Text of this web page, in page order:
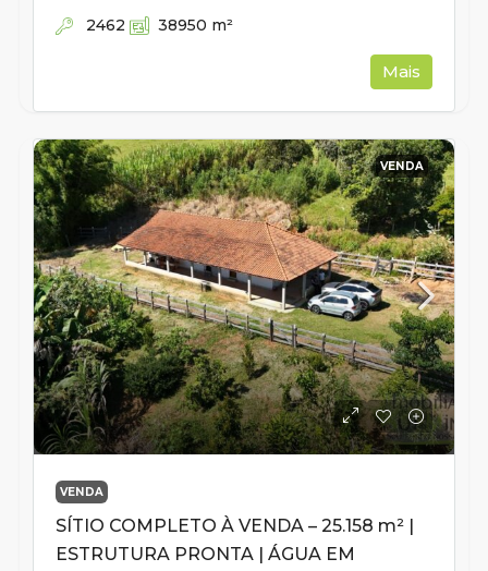
2462 38950 m²
Mais
VENDA
VENDA
SÍTIO COMPLETO À VENDA – 25.158 m² |
ESTRUTURA PRONTA | ÁGUA EM